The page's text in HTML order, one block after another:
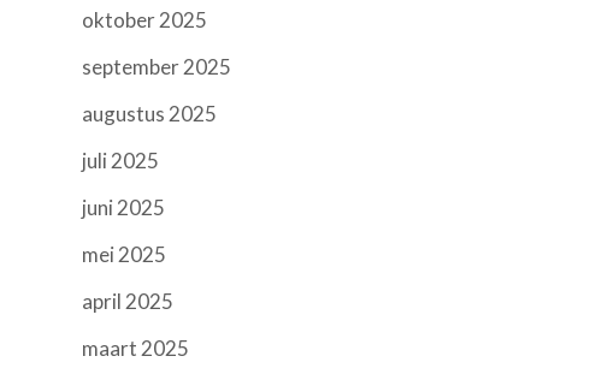
oktober 2025
september 2025
augustus 2025
juli 2025
juni 2025
mei 2025
april 2025
maart 2025